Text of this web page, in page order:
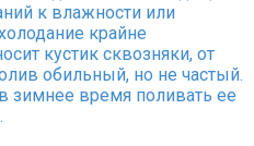
к влажности или
крайне
кустик сквозняки, от
обильный, но не частый.
зимнее время поливать ее